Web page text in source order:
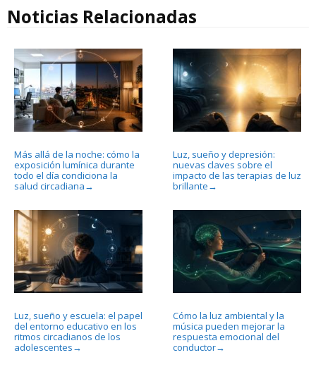
Noticias Relacionadas
Más allá de la noche: cómo la
exposición lumínica durante
todo el día condiciona la
salud circadiana →
Luz, sueño y depresión:
nuevas claves sobre el
impacto de las terapias de luz
brillante →
Luz, sueño y escuela: el papel
del entorno educativo en los
ritmos circadianos de los
adolescentes →
Cómo la luz ambiental y la
música pueden mejorar la
respuesta emocional del
conductor→